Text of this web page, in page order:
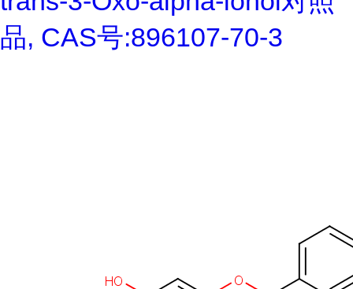
品, CAS号:896107-70-3